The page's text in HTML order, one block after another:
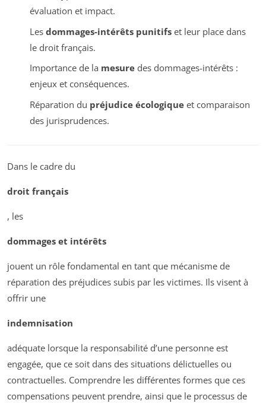
évaluation et impact.
Les dommages-intérêts punitifset leur place dans
le droit français.
Importance de la mesuredes dommages-intérêts :
enjeux et conséquences.
Réparation du préjudice écologiqueet comparaison
des jurisprudences.
Dans le cadre du
droit français
, les
dommages et intérêts
jouent un rôle fondamental en tant que mécanisme de
réparation des préjudices subis par les victimes. Ils visent à
offrir une
indemnisation
adéquate lorsque la responsabilité d’une personne est
engagée, que ce soit dans des situations délictuelles ou
contractuelles. Comprendre les différentes formes que ces
compensations peuvent prendre, ainsi que le processus de